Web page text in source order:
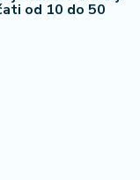
od 10 do 50